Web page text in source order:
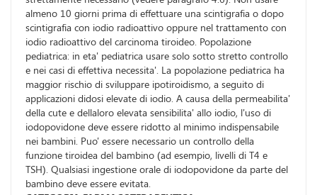
almeno 10 giorni prima di effettuare una scintigrafia o dopo
scintigrafia con iodio radioattivo oppure nel trattamento con
iodio radioattivo del carcinoma tiroideo. Popolazione
pediatrica: in eta' pediatrica usare solo sotto stretto controllo
e nei casi di effettiva necessita'. La popolazione pediatrica ha
maggior rischio di sviluppare ipotiroidismo, a seguito di
applicazioni didosi elevate di iodio. A causa della permeabilita'
della cute e dellaloro elevata sensibilita' allo iodio, l'uso di
iodopovidone deve essere ridotto al minimo indispensabile
nei bambini. Puo' essere necessario un controllo della
funzione tiroidea del bambino (ad esempio, livelli di T4 e
TSH). Qualsiasi ingestione orale di iodopovidone da parte del
bambino deve essere evitata.